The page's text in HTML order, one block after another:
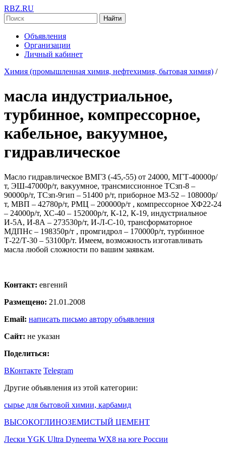
RBZ.RU
Найти
Объявления
Организации
Личный кабинет
Химия (промышленная химия, нефтехимия, бытовая химия) /
масла индустриальное,
турбинное, компрессорное,
кабельное, вакуумное,
гидравлическое
Масло гидравлическое ВМГЗ (-45,-55) от 24000, МГТ-40000р/
т, ЭШ-47000р/т, вакуумное, трансмиссионное ТСзп-8 –
90000р/т, ТСзп-9гип – 51400 р/т, приборное МЗ-52 – 108000р/
т, МВП – 42780р/т, РМЦ – 200000р/т , компрессорное ХФ22-24
– 24000р/т, ХС-40 – 152000р/т, К-12, К-19, индустриальное
И-5А, И-8А – 273530р/т, И-Л-С-10, трансформаторное
МДПНс – 198350р/т , промгидрол – 170000р/т, турбинное
Т-22/Т-30 – 53100р/т. Имеем, возможность изготавливать
масла любой сложности по вашим заявкам.
Контакт: евгений
Размещено: 21.01.2008
Email: написать письмо автору объявления
Сайт: не указан
Поделиться:
ВКонтакте Telegram
Другие объявления из этой категории:
сырье для бытовой химии, карбамид
ВЫСОКОГЛИНОЗЕМИСТЫЙ ЦЕМЕНТ
Лески YGK Ultra Dyneema WX8 на юге России